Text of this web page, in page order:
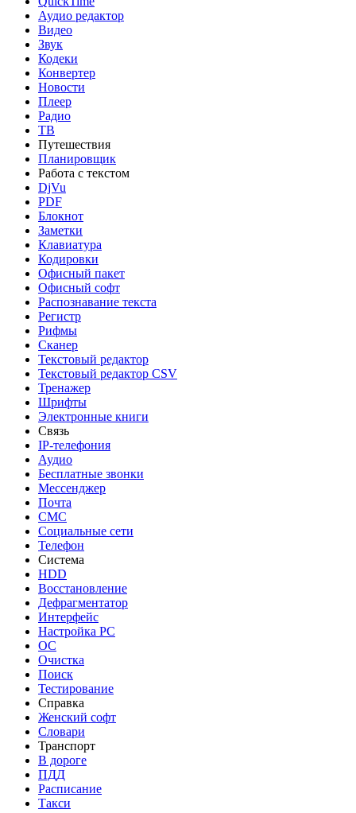
Аудио редактор
Видео
Звук
Кодеки
Конвертер
Новости
Плеер
Радио
ТВ
Путешествия
Планировщик
Работа с текстом
DjVu
PDF
Блокнот
Заметки
Клавиатура
Кодировки
Офисный пакет
Офисный софт
Распознавание текста
Регистр
Рифмы
Сканер
Текстовый редактор
Текстовый редактор CSV
Тренажер
Шрифты
Электронные книги
Связь
IP-телефония
Аудио
Бесплатные звонки
Мессенджер
Почта
СМС
Социальные сети
Телефон
Система
HDD
Восстановление
Дефрагментатор
Интерфейс
Настройка PC
ОС
Очистка
Поиск
Тестирование
Справка
Женский софт
Словари
Транспорт
В дороге
ПДД
Расписание
Такси